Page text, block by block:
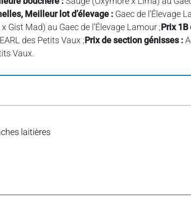
Meilleur lot d’élevage : Gaec de l’Élevage
Gist Mad) au Gaec de l’Élevage Lamour ;Prix 1B
des Petits Vaux ;Prix de section génisses :
Vaux.
laitières